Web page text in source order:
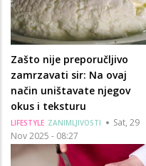
Zašto nije preporučljivo
zamrzavati sir: Na ovaj
način uništavate njegov
okus i teksturu
LIFESTYLE ZANIMLJIVOSTI
Sat, 29
Nov 2025 - 08:27